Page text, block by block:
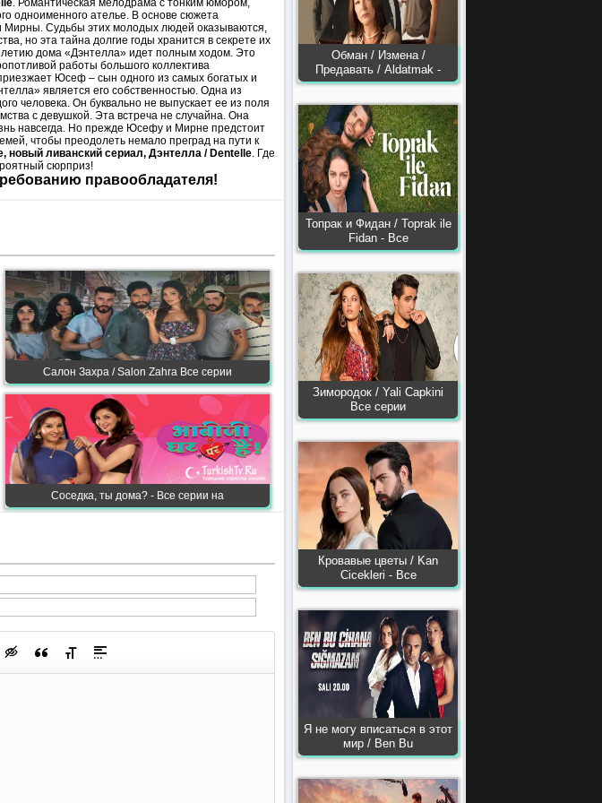
Обман / Измена /
Предавать / Aldatmak -
Топрак и Фидан / Toprak ile
Fidan - Все
Зимородок / Yali Capkini
Все серии
Кровавые цветы / Kan
Сiсekleri - Все
Я не могу вписаться в этот
мир / Ben Bu
. Романтическая мелодрама с тонким юмором,
одноименного ателье. В основе сюжета
Судьбы этих молодых людей оказываются,
но эта тайна долгие годы хранится в секрете их
дома «Дэнтелла» идет полным ходом. Это
работы большого коллектива
Юсеф – сын одного из самых богатых и
является его собственностью. Одна из
человека. Он буквально не выпускает ее из поля
с девушкой. Эта встреча не случайна. Она
навсегда. Но прежде Юсефу и Мирне предстоит
чтобы преодолеть немало преград на пути к
новый ливанский сериал, Дэнтелла / Dentelle. Где
сюрприз!
правообладателя!
Салон Захра / Salon Zahra Все серии
Соседка, ты дома? - Все серии на